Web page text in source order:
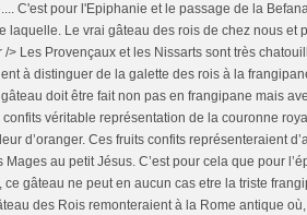
C'est pour l'Epiphanie et le passage de la
laquelle. Le vrai gâteau des rois de chez nous et
/> Les Provençaux et les Nissarts sont très
à distinguer de la galette des rois à la
gâteau doit être fait non pas en frangipane mais
véritable représentation de la couronne
d’oranger. Ces fruits confits représenteraient
Mages au petit Jésus. C’est pour cela que pour
ce gâteau ne peut en aucun cas etre la triste
des Rois remonteraient à la Rome antique